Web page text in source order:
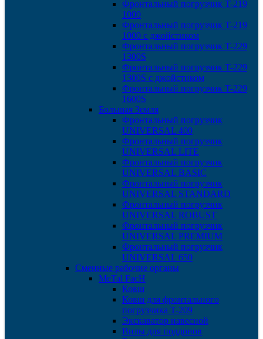
Фронтальный погрузчик T-219
1000
Фронтальный погрузчик T-219
1000 с джойстиком
Фронтальный погрузчик T-229
1300S
Фронтальный погрузчик T-229
1300S с джойстиком
Фронтальный погрузчик T-229
1600S
Большая Земля
Фронтальный погрузчик
UNIVERSAL 400
Фронтальный погрузчик
UNIVERSAL LITE
Фронтальный погрузчик
UNIVERSAL BASIC
Фронтальный погрузчик
UNIVERSAL STANDARD
Фронтальный погрузчик
UNIVERSAL ROBUST
Фронтальный погрузчик
UNIVERSAL PREMIUM
Фронтальный погрузчик
UNIVERSAL 650
Сменные рабочие органы
MeTal FacH
Ковш
Ковш для фронтального
погрузчика T-209
Экскаватор навесной
Вилы для поддонов